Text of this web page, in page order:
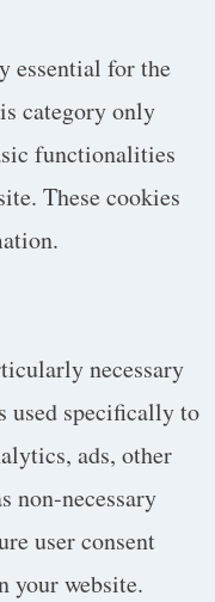
essential for the
category only
functionalities
These cookies
necessary
used specifically to
ads, other
non-necessary
user consent
your website.